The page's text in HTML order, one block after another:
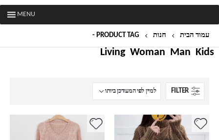
MENU
עמוד הבית חנות PRODUCT TAG -
Kids
Man
Woman
Living
FILTER
למוצר
למוצר